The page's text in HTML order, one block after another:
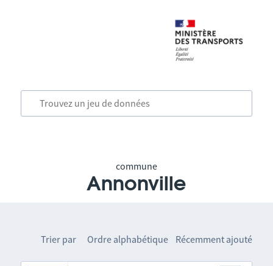
commune
Annonville
Trier par Ordre alphabétique Récemment ajouté